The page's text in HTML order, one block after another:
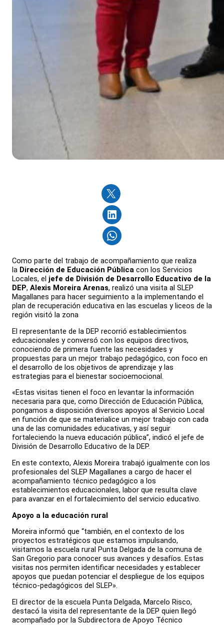
Como parte del trabajo de acompañamiento que realiza
la Dirección de Educación Pública con los Servicios
Locales, el jefe de División de Desarrollo Educativo de la
DEP, Alexis Moreira Arenas, realizó una visita al SLEP
Magallanes para hacer seguimiento a la implementando el
plan de recuperación educativa en las escuelas y liceos de la
región visitó la zona
El representante de la DEP recorrió establecimientos
educacionales y conversó con los equipos directivos,
conociendo de primera fuente las necesidades y
propuestas para un mejor trabajo pedagógico, con foco en
el desarrollo de los objetivos de aprendizaje y las
estrategias para el bienestar socioemocional.
«Estas visitas tienen el foco en levantar la información
necesaria para que, como Dirección de Educación Pública,
pongamos a disposición diversos apoyos al Servicio Local
en función de que se materialice un mejor trabajo con cada
una de las comunidades educativas, y así seguir
fortaleciendo la nueva educación pública”, indicó el jefe de
División de Desarrollo Educativo de la DEP.
En este contexto, Alexis Moreira trabajó igualmente con los
profesionales del SLEP Magallanes a cargo de hacer el
acompañamiento técnico pedagógico a los
establecimientos educacionales, labor que resulta clave
para avanzar en el fortalecimiento del servicio educativo.
Apoyo a la educación rural
Moreira informó que “también, en el contexto de los
proyectos estratégicos que estamos impulsando,
visitamos la escuela rural Punta Delgada de la comuna de
San Gregorio para conocer sus avances y desafíos. Estas
visitas nos permiten identificar necesidades y establecer
apoyos que puedan potenciar el despliegue de los equipos
técnico-pedagógicos del SLEP».
El director de la escuela Punta Delgada, Marcelo Risco,
destacó la visita del representante de la DEP quien llegó
acompañado por la Subdirectora de Apoyo Técnico